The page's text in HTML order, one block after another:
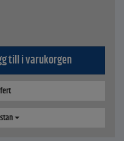
till i varukorgen